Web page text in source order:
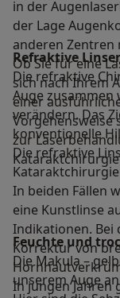
in der
der Lage
anderen Zentren
Ob Sie für eine
sich nach Ihrem
einer
Vorgehensweise
zur
Kataraktchirurgie
Refraktive
Die refraktive
Auge zusammen
verändern. Das
konventionelle
Die refraktive
In beiden Fällen
eine Kunstlinse
Indikationen. Bei
Korrektur von
In jungen
Feuchte und
Die Makula –
unserem Auge